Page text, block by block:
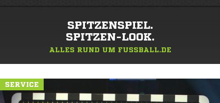
SPITZENSPIEL.
SPITZEN-LOOK.
ALLES RUND UM FUSSBALL.DE
SERVICE